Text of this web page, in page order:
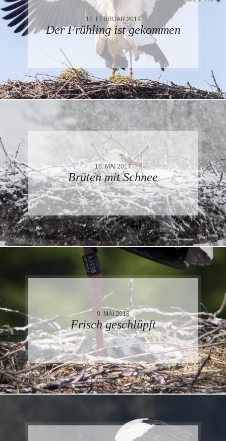
17. FEBRUAR 2019
Der Frühling ist gekommen
16. MAI 2017
Brüten mit Schnee
9. MAI 2018
Frisch geschlüpft